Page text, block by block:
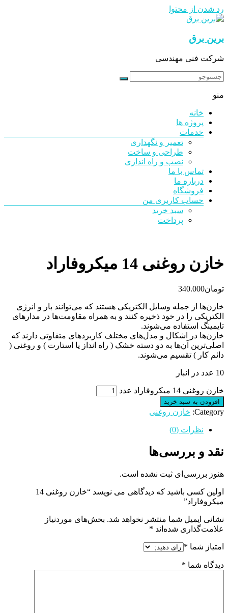
رد شدن از محتوا
برین برق
شرکت فنی مهندسی
منو
خانه
پروژه ها
خدمات
تعمیر و نگهداری
طراحی و ساخت
نصب و راه اندازی
تماس با ما
درباره ما
فروشگاه
حساب کاربری من
سبد خرید
پرداخت
خازن روغنی 14 میکروفاراد
تومان340.000
خازن‌ها از جمله وسایل الکتریکی هستند که می‌توانند بار و انرژی
الکتریکی را در خود ذخیره کنند و به همراه مقاومت‌ها در مدارهای
تایمینگ استفاده می‌شوند.
خازن‌ها در اشکال و مدل‌های مختلف کاربردهای متفاوتی دارند که
اصلی‌ترین آن‌ها به دو دسته خشک ( راه انداز یا استارت ) و روغنی (
دائم کار ) تقسیم می‌شوند.
10 عدد در انبار
خازن روغنی 14 میکروفاراد عدد
افزودن به سبد خرید
Category: خازن روغنی
نظرات (0)
نقد و بررسی‌ها
هنوز بررسی‌ای ثبت نشده است.
اولین کسی باشید که دیدگاهی می نویسد “خازن روغنی 14
میکروفاراد”
نشانی ایمیل شما منتشر نخواهد شد. بخش‌های موردنیاز
علامت‌گذاری شده‌اند *
امتیاز شما *
دیدگاه شما *